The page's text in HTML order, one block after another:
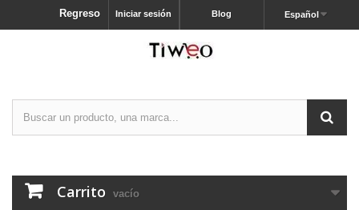
Español
Blog
Iniciar sesión
Regreso
Carrito vacío